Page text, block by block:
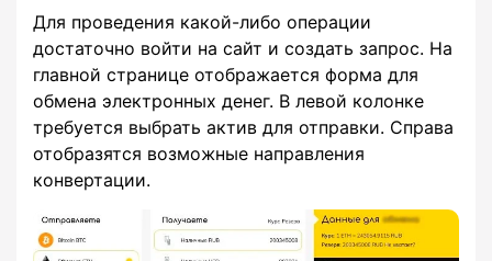
Для проведения какой-либо операции
достаточно войти на сайт и создать запрос. На
главной странице отображается форма для
обмена электронных денег. В левой колонке
требуется выбрать актив для отправки. Справа
отобразятся возможные направления
конвертации.